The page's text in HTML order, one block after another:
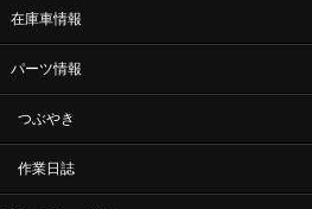
在庫車情報
パーツ情報
つぶやき
作業日誌